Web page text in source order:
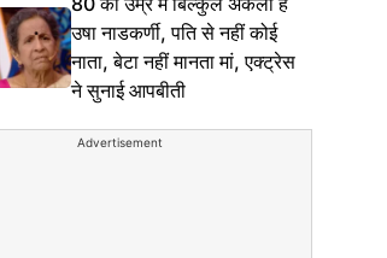
उषा नाडकर्णी, पति से नहीं कोई
नाता, बेटा नहीं मानता मां, एक्ट्रेस
ने सुनाई आपबीती
Advertisement